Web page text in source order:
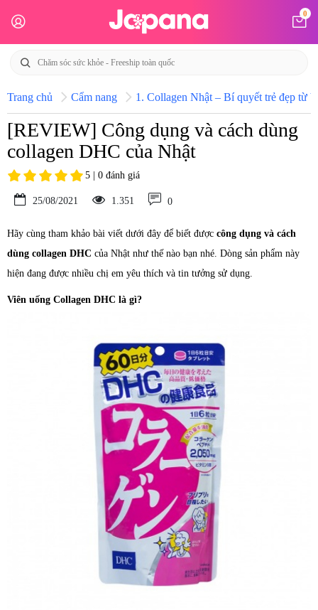
0
Trang chủ Cẩm nang 1. Collagen Nhật – Bí quyết trẻ đẹp từ
[REVIEW] Công dụng và cách dùng
collagen DHC của Nhật
5 | 0 đánh giá
25/08/2021 1.351 0
Hãy cùng tham khảo bài viết dưới đây để biết được công dụng và cách
dùng collagen DHC của Nhật như thế nào bạn nhé. Dòng sản phẩm này
hiện đang được nhiều chị em yêu thích và tin tưởng sử dụng.
Viên uống Collagen DHC là gì?